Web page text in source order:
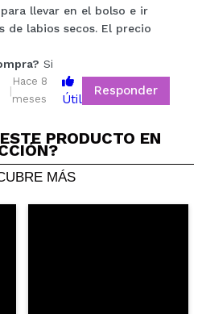
su compra?
5/5
ENVIAR
llevar en el bolso e ir
de labios secos. El precio
Si
|
Hace 8
meses
Útil
Responder
PRODUCTO EN
MÁS